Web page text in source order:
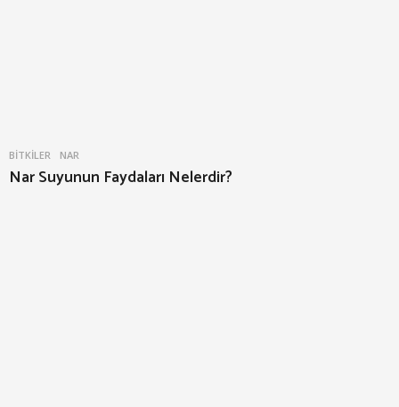
BITKILER NAR
Nar Suyunun Faydaları Nelerdir?